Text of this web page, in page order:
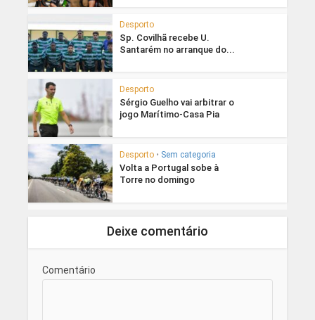
Desporto
Sp. Covilhã recebe U.
Santarém no arranque do...
Desporto
Sérgio Guelho vai arbitrar o
jogo Marítimo-Casa Pia
Desporto • Sem categoria
Volta a Portugal sobe à
Torre no domingo
Deixe comentário
Comentário